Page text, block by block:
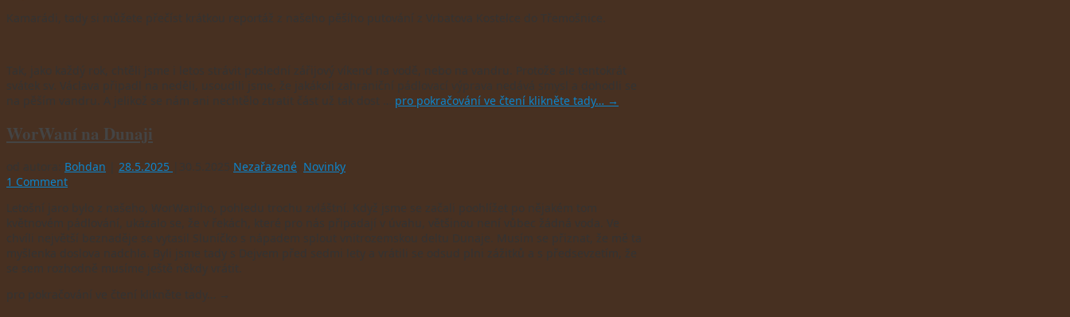
pro pokračování ve čtení klikněte tady… →
WorWaní na Dunaji
Bohdan 28.5.2025 Nezařazené Novinky
1 Comment